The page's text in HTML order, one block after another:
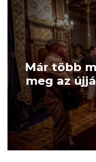
Már több
meg az